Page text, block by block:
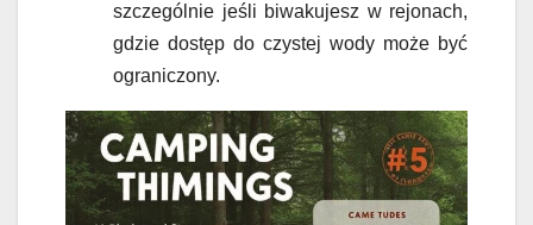
szczególnie jeśli biwakujesz w rejonach,
gdzie dostęp do czystej wody może być
ograniczony.